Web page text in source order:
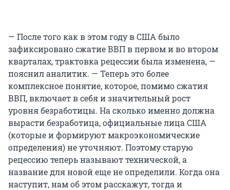
— После того как в этом году в США было
зафиксировано сжатие ВВП в первом и во втором
кварталах, трактовка рецессии была изменена, —
пояснил аналитик. — Теперь это более
комплексное понятие, которое, помимо сжатия
ВВП, включает в себя и значительный рост
уровня безработицы. На сколько именно должна
вырасти безработица, официальные лица США
(которые и формируют макроэкономические
определения) не уточняют. Поэтому старую
рецессию теперь называют технической, а
название для новой еще не определили. Когда она
наступит, нам об этом расскажут, тогда и